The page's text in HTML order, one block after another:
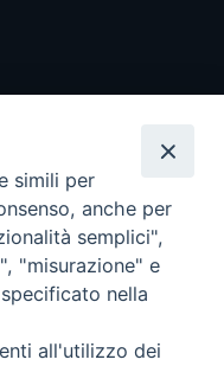
diritti riservati - Vita
simili per
anche per
semplici",
"misurazione" e
nella
all'utilizzo dei